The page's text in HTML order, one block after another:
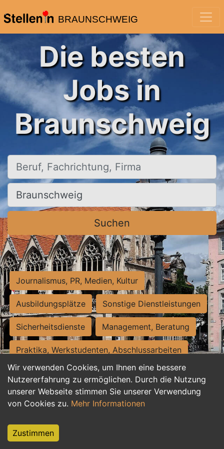
BRAUNSCHWEIG
Wir verwenden Cookies, um Ihnen eine bessere
Nutzererfahrung zu ermöglichen. Durch die Nutzung
unserer Webseite stimmen Sie unserer Verwendung
von Cookies zu. Mehr Informationen
Zustimmen
Die besten
Jobs in
Braunschweig
Beruf, Fachrichtung, Firma
Ort, Stadt
Suchen
Journalismus, PR, Medien, Kultur
Ausbildungsplätze Sonstige Dienstleistungen
Sicherheitsdienste Management, Beratung
Praktika, Werkstudenten, Abschlussarbeiten
Personalwesen Assistenz, Sekretariat
Hilfskräfte, Aushilfs- und Nebenjobs
Weiterbildung, Studium, duale Ausbildung